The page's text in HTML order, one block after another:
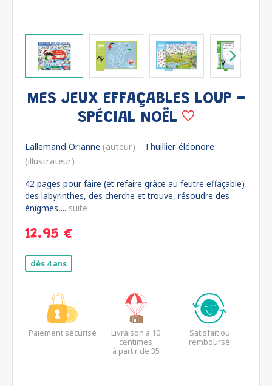
MES JEUX EFFAÇABLES LOUP -
SPÉCIAL NOËL
Lallemand Orianne (auteur)
Thuillier éléonore
(illustrateur)
42 pages pour faire (et refaire grâce au feutre effaçable)
des labyrinthes, des cherche et trouve, résoudre des
énigmes,... suite
12.95 €
dès 4 ans
Paiement sécurisé
Livraison à 10
centimes
à partir de 35
Satisfait ou
remboursé